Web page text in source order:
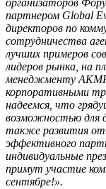
организаторов
партнером Global
директоров по
сотрудничества
лучших примеров
лидеров рынка, на
менеджменту
корпоративными
надеемся, что
возможностью для
также развития
эффективного
индивидуальные
примут участие
сентябре!».